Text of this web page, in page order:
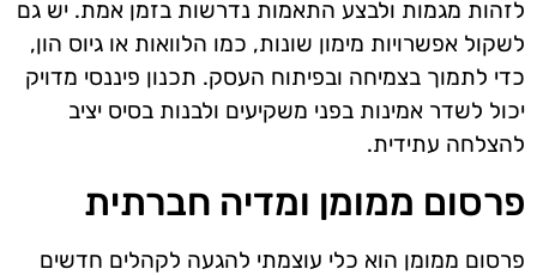
לזהות מגמות ולבצע התאמות נדרשות בזמן אמת. יש גם
לשקול אפשרויות מימון שונות, כמו הלוואות או גיוס הון,
כדי לתמוך בצמיחה ובפיתוח העסק. תכנון פיננסי מדויק
יכול לשדר אמינות בפני משקיעים ולבנות בסיס יציב
להצלחה עתידית.
פרסום ממומן ומדיה חברתית
פרסום ממומן הוא כלי עוצמתי להגעה לקהלים חדשים